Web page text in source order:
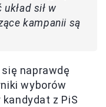
sił w
kampanii są
naprawdę
wyborów
z PiS